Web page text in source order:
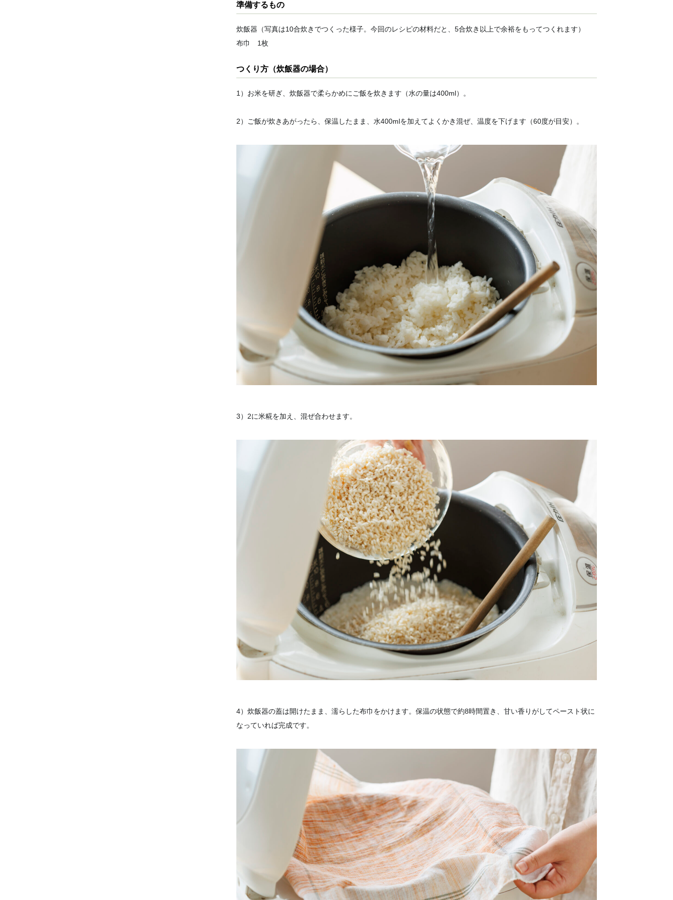
準備するもの
炊飯器（写真は10合炊きでつくった様子。今回のレシピの材料だと、5合炊き以上で余裕をもってつくれます）
布巾 1枚
つくり方（炊飯器の場合）
1）お米を研ぎ、炊飯器で柔らかめにご飯を炊きます（水の量は400ml）。
2）ご飯が炊きあがったら、保温したまま、水400mlを加えてよくかき混ぜ、温度を下げます（60度が目安）。
3）2に米糀を加え、混ぜ合わせます。
4）炊飯器の蓋は開けたまま、濡らした布巾をかけます。保温の状態で約8時間置き、甘い香りがしてペースト状に
なっていれば完成です。